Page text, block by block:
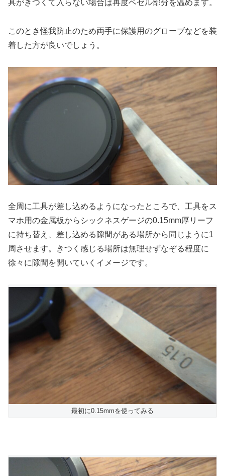
具がきつくて入らない場合は再度ベゼル部分を温めます。
このとき怪我防止のため両手に保護用のグローブなどを装
着した方が良いでしょう。
全周に工具が差し込めるようになったところで、工具をス
マホ用の金属板からシックネスゲージの0.15mm厚リーフ
に持ち替え、差し込める隙間がある場所から同じように1
周させます。きつく感じる場所は無理せずなぞる程度に
徐々に隙間を開いていくイメージです。
最初に0.15mmを使ってみる